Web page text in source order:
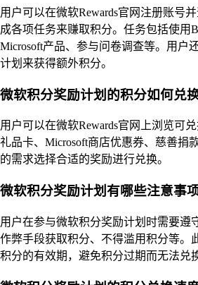
用户可以在微软Rewards官网注册账号
成各项任务来赚取积分。任务包括使用
Microsoft产品、参与问卷调查等。用户
计划来获得额外积分。
微软积分奖励计划的积分如何兑换
用户可以在微软Rewards官网上浏览可
礼品卡、Microsoft商店优惠券、慈善捐
的需求选择合适的奖励进行兑换。
微软积分奖励计划有哪些注意事项
用户在参与微软积分奖励计划时需要遵
作弊手段获取积分、不得滥用积分等。
积分的有效期，避免积分过期而无法兑